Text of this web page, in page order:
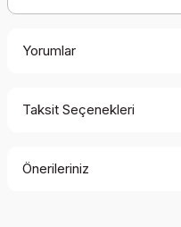
Yorumlar
Taksit Seçenekleri
Önerileriniz